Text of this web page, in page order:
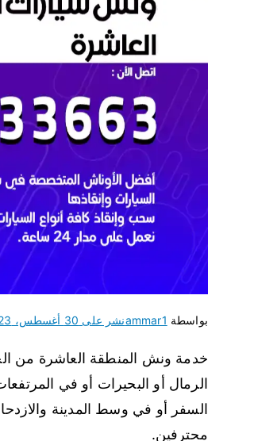
بواسطة ammar1نشر على 30 أغسطس، 2023
خدمة ونش المنطقة العاشرة من
الرمال أو البحيرات أو في
السفر أو في وسط المدينة
محترفين.